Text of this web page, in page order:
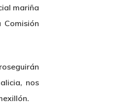
mariña
nos